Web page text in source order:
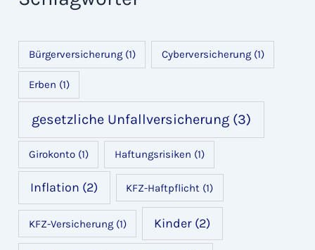
Bürgerversicherung(1) Cyberversicherung(1)
Erben (1)
gesetzliche Unfallversicherung (3)
Girokonto(1) Haftungsrisiken (1)
Inflation (2) KFZ-Haftpflicht (1)
KFZ-Versicherung(1) Kinder (2)